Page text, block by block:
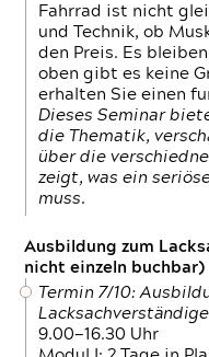
Fahrrad ist nicht
und Technik, ob
den Preis. Es
oben gibt es keine
erhalten Sie einen
Dieses Seminar
die Thematik,
über die
zeigt, was ein
muss.
Ausbildung zum
nicht einzeln buchbar)
Termin 7/10:
9.00—16.30 Uhr